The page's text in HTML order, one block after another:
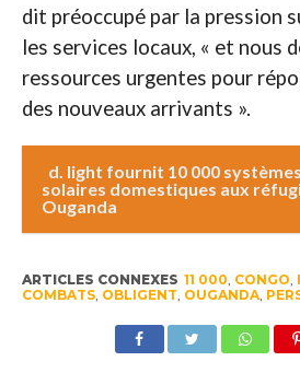
dit préoccupé par la pression
les services locaux, « et nous
ressources urgentes pour
des nouveaux arrivants ».
d. light fournit 10 000 systèmes
solaires domestiques aux
Ouganda
ARTICLES CONNEXES 11 000, CONGO,
COMBATS, OBLIGENT, OUGANDA,